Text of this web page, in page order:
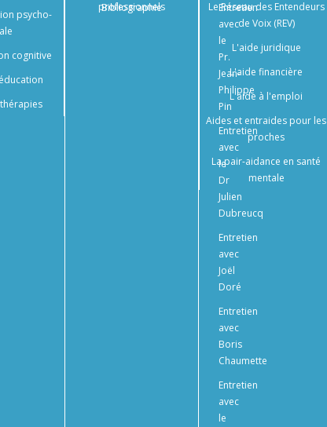
psycho-
cognitive
professionnels
Entretien
avec
le
Pr.
Jean-
Philippe
Pin
Entretien
avec
le
Dr
Julien
Dubreucq
Entretien
avec
Joël
Doré
Entretien
avec
Boris
Chaumette
Entretien
avec
le
Bibliographie
Le Réseau des Entendeurs
de Voix (REV)
L'aide juridique
L'aide financière
L'aide à l'emploi
Aides et entraides pour les
proches
La pair-aidance en santé
mentale